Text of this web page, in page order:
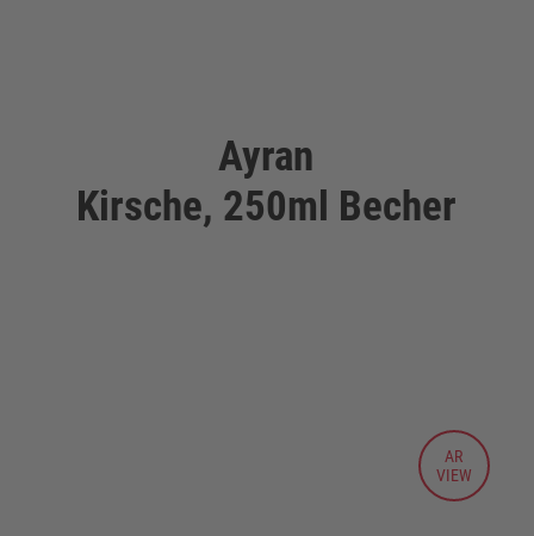
Ayran
Kirsche, 250ml Becher